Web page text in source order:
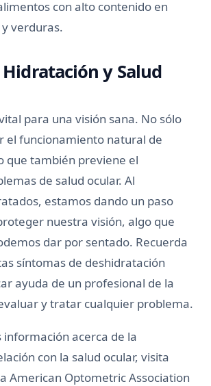
con alto contenido en
verduras.
y Salud
para una visión sana. No sólo
el funcionamiento natural de
que también previene el
de salud ocular. Al
estamos dando un paso
nuestra visión, algo que
dar por sentado. Recuerda
síntomas de deshidratación
ayuda de un profesional de la
y tratar cualquier problema.
acerca de la
con la salud ocular, visita
American Optometric Association